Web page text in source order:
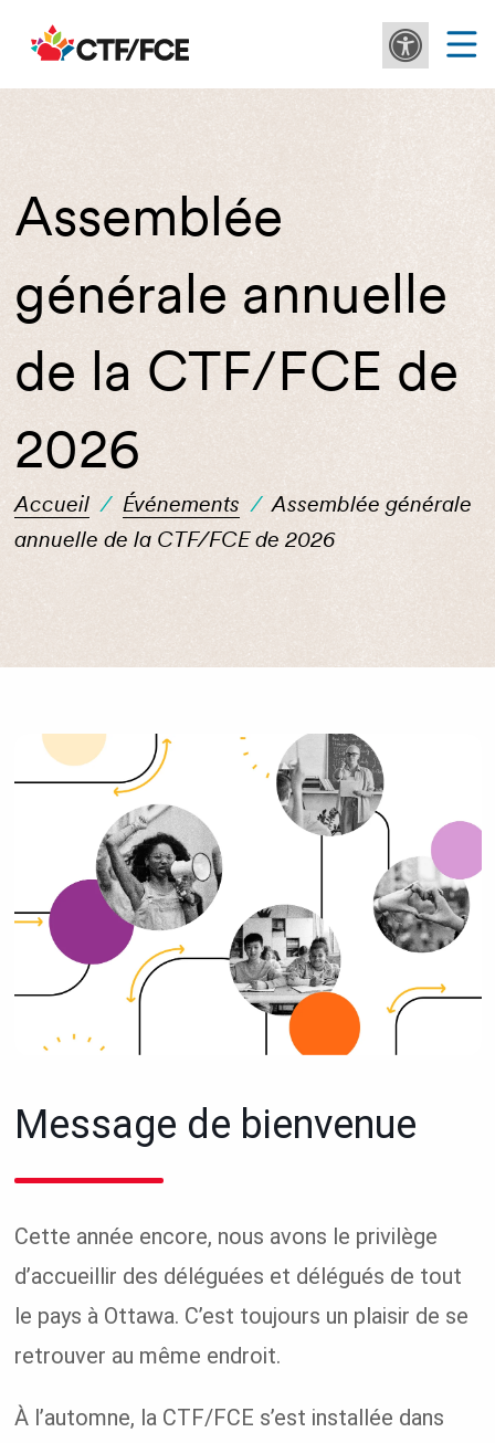
Assemblée
générale annuelle
de la CTF/FCE de
2026
Accueil / Événements / Assemblée générale
annuelle de la CTF/FCE de 2026
Message de bienvenue
Cette année encore, nous avons le privilège
d’accueillir des déléguées et délégués de tout
le pays à Ottawa. C’est toujours un plaisir de se
retrouver au même endroit.
À l’automne, la CTF/FCE s’est installée dans